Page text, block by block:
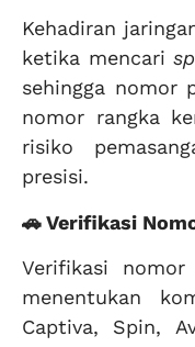
Kehadiran
ketika mencari
sehingga nomor
nomor rangka
risiko
presisi.
🚗 Verifikasi
Verifikasi
menentukan
Captiva, Spin,